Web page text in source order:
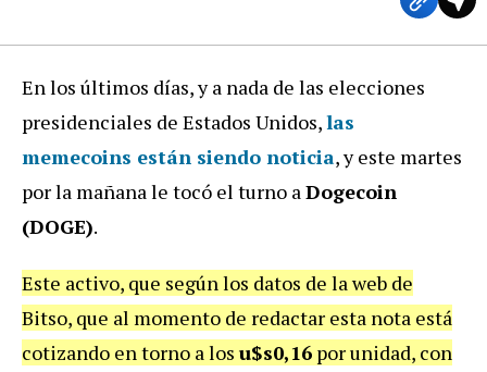
En los últimos días, y a nada de las elecciones
presidenciales de Estados Unidos,las
memecoins están siendo noticia, y este martes
por la mañana le tocó el turno aDogecoin
(DOGE).
Este activo, que según los datos de la web de
Bitso, que al momento de redactar esta nota está
cotizando en torno a los u$s0,16 por unidad, con